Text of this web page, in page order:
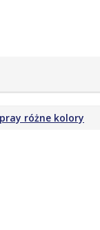
różne kolory